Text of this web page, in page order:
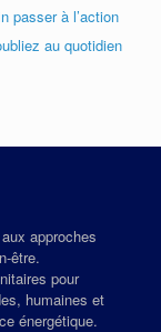
passer à l’action
au quotidien
approches
pour
humaines et
énergétique.